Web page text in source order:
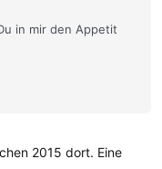
in mir den Appetit
2015 dort. Eine